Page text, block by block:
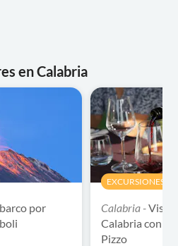
en Calabria
por
EXCURSIONES
Calabria -Visita
Calabria con
Pizzo